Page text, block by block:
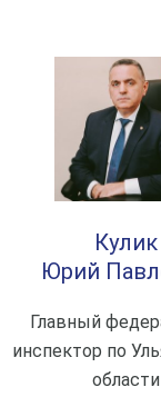
Кулик
Юрий
Главный
инспектор по
области